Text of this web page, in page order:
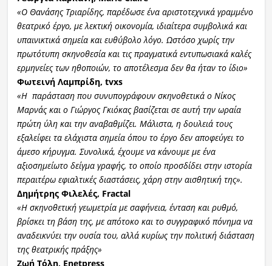
«Ο Θανάσης Τριαρίδης, παρέδωσε ένα αριστοτεχνικά γραμμένο
θεατρικό έργο, με λεκτική οικονομία, ιδιαίτερα συμβολικά και
υπαινικτικά σημεία και ευθύβολο λόγο. Ωστόσο χωρίς την
πρωτότυπη σκηνοθεσία και τις πραγματικά εντυπωσιακά καλές
ερμηνείες των ηθοποιών, το αποτέλεσμα δεν θα ήταν το ίδιο»
Φωτεινή Λαμπρίδη, tvxs
«Η παράσταση που συνυπογράφουν σκηνοθετικά ο Νίκος
Μαρνάς και ο Γιώργος Γκιόκας βασίζεται σε αυτή την ωραία
πρώτη ύλη και την αναβαθμίζει. Μάλιστα, η δουλειά τους
εξαλείφει τα ελάχιστα σημεία όπου το έργο δεν αποφεύγει το
άμεσο κήρυγμα. Συνολικά, έχουμε να κάνουμε με ένα
αξιοσημείωτο δείγμα γραφής, το οποίο προσδίδει στην ιστορία
περαιτέρω εφιαλτικές διαστάσεις, χάρη στην αισθητική της».
Δημήτρης Φιλελές, Fractal
«Η σκηνοθετική γεωμετρία με σαφήνεια, ένταση και ρυθμό,
βρίσκει τη βάση της, με απότοκο και το συγγραφικό πόνημα να
αναδεικνύει την ουσία του, αλλά κυρίως την πολιτική διάσταση
της θεατρικής πράξης»
Ζωή Τόλη, Enetpress